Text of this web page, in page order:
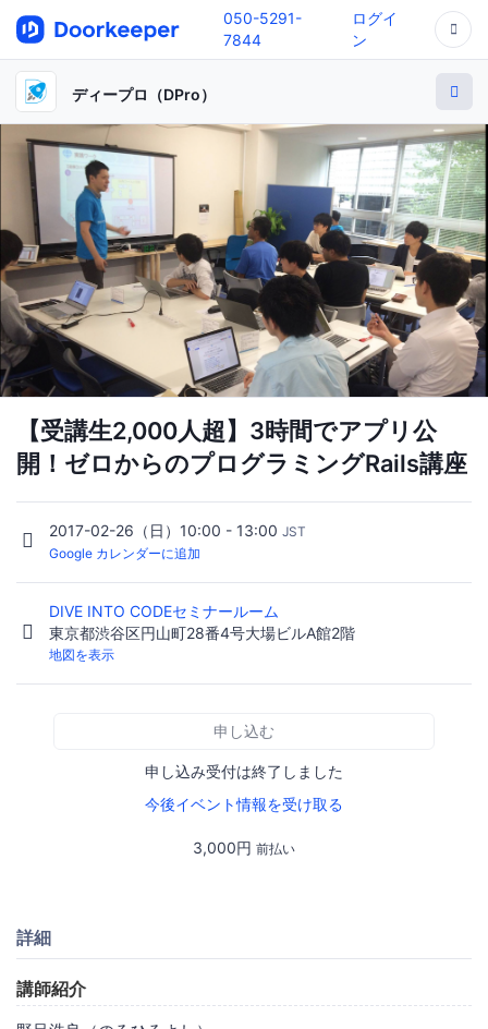
050-5291-
7844
ログイ
ン
ディープロ（DPro）
【受講生2,000人超】3時間でアプリ公
開！ゼロからのプログラミングRails講座
2017-02-26（日）10:00 - 13:00 JST
Google カレンダーに追加
DIVE INTO CODEセミナールーム
東京都渋谷区円山町28番4号大場ビルA館2階
地図を表示
申し込む
申し込み受付は終了しました
今後イベント情報を受け取る
3,000円 前払い
詳細
講師紹介